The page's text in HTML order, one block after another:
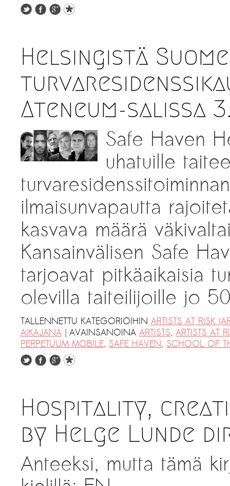
Helsingistä
Ateneum-salissa
Safe Haven
uhatuille
ilmaisunvapautta
kasvava määrä
Kansainvälisen Safe
tarjoavat pitkäaikaisia
olevilla taiteilijoille jo
TALLENNETTU KATEGORIOIHIN ARTISTS AT RISK
AIKAJANA | AVAINSANOINA ARTISTS, ARTISTS AT
PERPETUUM MOBILE, SAFE HAVEN, SCHOOL OF
Hospitality,
by Helge Lunde
Anteeksi, mutta tämä